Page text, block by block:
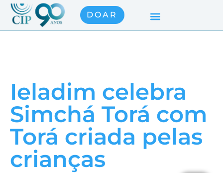
DOAR
Ieladim celebra
Simchá Torá com
Torá criada pelas
crianças